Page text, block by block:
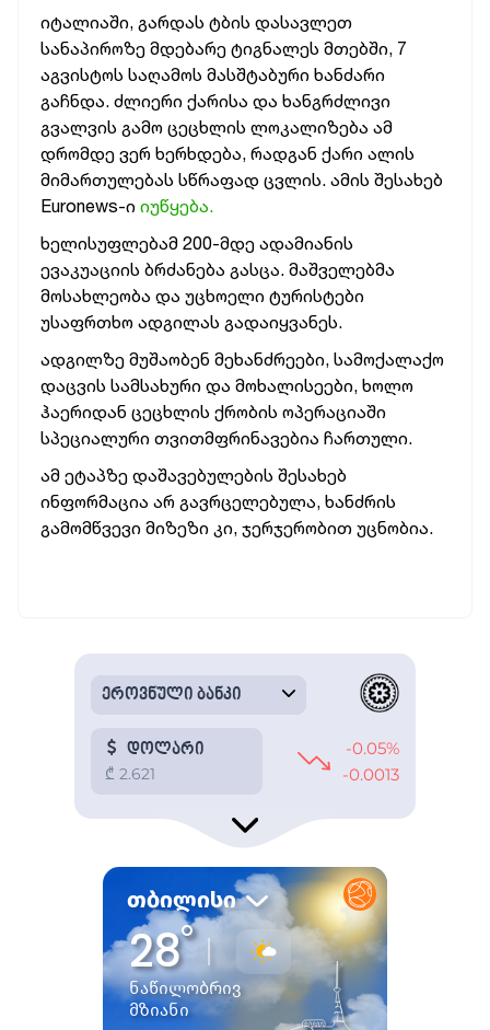
იტალიაში, გარდას ტბის დასავლეთ
სანაპიროზე მდებარე ტიგნალეს მთებში, 7
აგვისტოს საღამოს მასშტაბური ხანძარი
გაჩნდა. ძლიერი ქარისა და ხანგრძლივი
გვალვის გამო ცეცხლის ლოკალიზება ამ
დრომდე ვერ ხერხდება, რადგან ქარი ალის
მიმართულებას სწრაფად ცვლის. ამის შესახებ
Euronews-ი იუწყება.
ხელისუფლებამ 200-მდე ადამიანის
ევაკუაციის ბრძანება გასცა. მაშველებმა
მოსახლეობა და უცხოელი ტურისტები
უსაფრთხო ადგილას გადაიყვანეს.
ადგილზე მუშაობენ მეხანძრეები, სამოქალაქო
დაცვის სამსახური და მოხალისეები, ხოლო
ჰაერიდან ცეცხლის ქრობის ოპერაციაში
სპეციალური თვითმფრინავებია ჩართული.
ამ ეტაპზე დაშავებულების შესახებ
ინფორმაცია არ გავრცელებულა, ხანძრის
გამომწვევი მიზეზი კი, ჯერჯერობით უცნობია.